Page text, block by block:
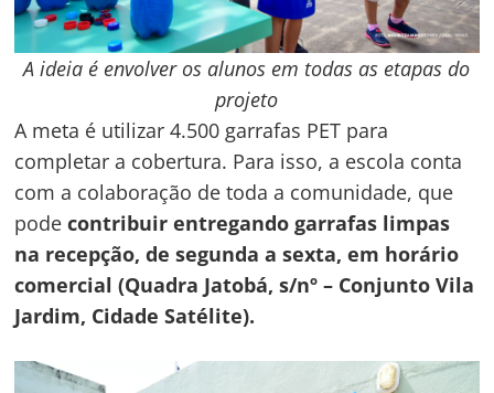
A ideia é envolver os alunos em todas as etapas do
projeto
A meta é utilizar 4.500 garrafas PET para
completar a cobertura. Para isso, a escola conta
com a colaboração de toda a comunidade, que
podecontribuir entregando garrafas limpas
na recepção, de segunda a sexta, em horário
comercial (Quadra Jatobá, s/nº – Conjunto Vila
Jardim, Cidade Satélite).